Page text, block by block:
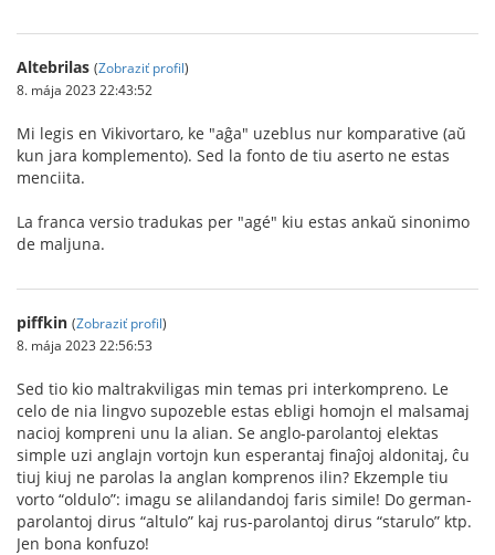
Altebrilas (Zobraziť profil)
8. mája 2023 22:43:52
Mi legis en Vikivortaro, ke "aĝa" uzeblus nur komparative (aŭ
kun jara komplemento). Sed la fonto de tiu aserto ne estas
menciita.
La franca versio tradukas per "agé" kiu estas ankaŭ sinonimo
de maljuna.
piffkin (Zobraziť profil)
8. mája 2023 22:56:53
Sed tio kio maltrakviligas min temas pri interkompreno. Le
celo de nia lingvo supozeble estas ebligi homojn el malsamaj
nacioj kompreni unu la alian. Se anglo-parolantoj elektas
simple uzi anglajn vortojn kun esperantaj finaĵoj aldonitaj, ĉu
tiuj kiuj ne parolas la anglan komprenos ilin? Ekzemple tiu
vorto “oldulo”: imagu se alilandandoj faris simile! Do german-
parolantoj dirus “altulo” kaj rus-parolantoj dirus “starulo” ktp.
Jen bona konfuzo!